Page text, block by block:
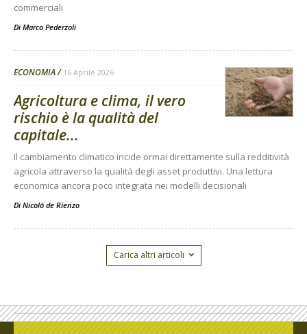
commerciali
Di Marco Pederzoli
ECONOMIA 16 Aprile 2026
Agricoltura e clima, il vero
rischio è la qualità del
capitale...
Il cambiamento climatico incide ormai direttamente sulla redditività
agricola attraverso la qualità degli asset produttivi. Una lettura
economica ancora poco integrata nei modelli decisionali
Di Nicolò de Rienzo
Carica altri articoli